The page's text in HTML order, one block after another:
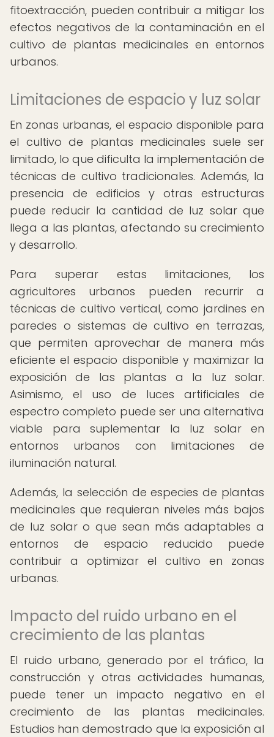
fitoextracción, pueden contribuir a mitigar los
efectos negativos de la contaminación en el
cultivo de plantas medicinales en entornos
urbanos.
Limitaciones de espacio y luz solar
En zonas urbanas, el espacio disponible para
el cultivo de plantas medicinales suele ser
limitado, lo que dificulta la implementación de
técnicas de cultivo tradicionales. Además, la
presencia de edificios y otras estructuras
puede reducir la cantidad de luz solar que
llega a las plantas, afectando su crecimiento
y desarrollo.
Para superar estas limitaciones, los
agricultores urbanos pueden recurrir a
técnicas de cultivo vertical, como jardines en
paredes o sistemas de cultivo en terrazas,
que permiten aprovechar de manera más
eficiente el espacio disponible y maximizar la
exposición de las plantas a la luz solar.
Asimismo, el uso de luces artificiales de
espectro completo puede ser una alternativa
viable para suplementar la luz solar en
entornos urbanos con limitaciones de
iluminación natural.
Además, la selección de especies de plantas
medicinales que requieran niveles más bajos
de luz solar o que sean más adaptables a
entornos de espacio reducido puede
contribuir a optimizar el cultivo en zonas
urbanas.
Impacto del ruido urbano en el
crecimiento de las plantas
El ruido urbano, generado por el tráfico, la
construcción y otras actividades humanas,
puede tener un impacto negativo en el
crecimiento de las plantas medicinales.
Estudios han demostrado que la exposición al